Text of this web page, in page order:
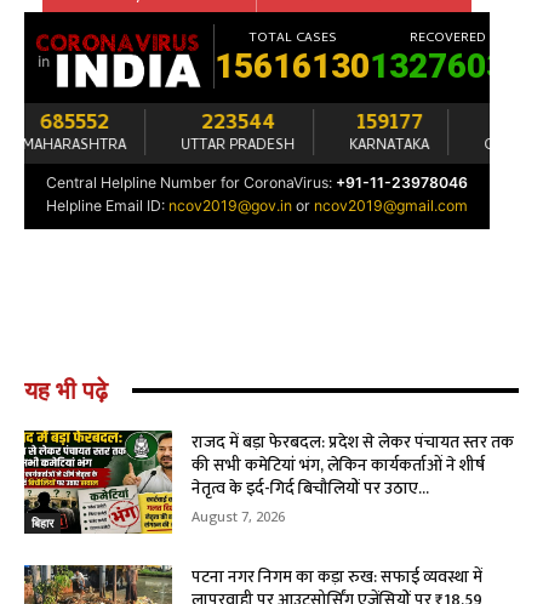
यह भी पढ़े
बिहार
राजद में बड़ा फेरबदल: प्रदेश से लेकर पंचायत स्तर तक
की सभी कमेटियां भंग, लेकिन कार्यकर्ताओं ने शीर्ष
नेतृत्व के इर्द-गिर्द बिचौलियों पर उठाए...
August 7, 2026
पटना नगर निगम का कड़ा रुख: सफाई व्यवस्था में